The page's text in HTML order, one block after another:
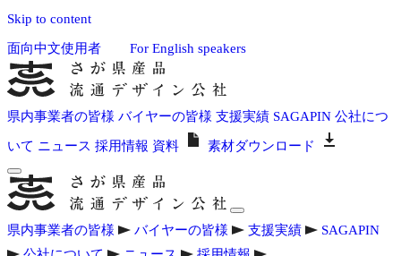
Skip to content
面向中文使用者 For English speakers
県内事業者の皆様 バイヤーの皆様 支援実績 SAGAPIN 公社につ
いて ニュース 採用情報 資料 素材ダウンロード
県内事業者の皆様 バイヤーの皆様 支援実績
SAGAPIN